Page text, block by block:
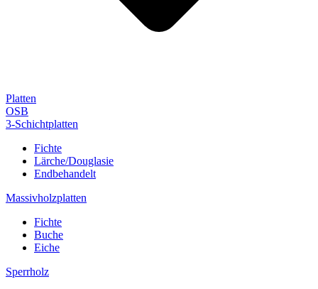
Platten
OSB
3-Schichtplatten
Fichte
Lärche/Douglasie
Endbehandelt
Massivholzplatten
Fichte
Buche
Eiche
Sperrholz